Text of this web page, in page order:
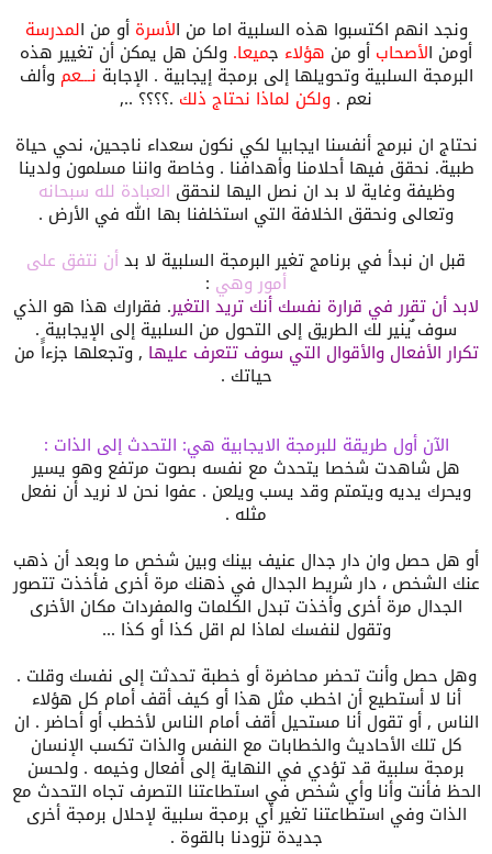
ونجد انهم اكتسبوا هذه السلبية اما من الأسرة أو من المدرسة
أومن الأصحاب أو من هؤلاء جميعا. ولكن هل يمكن أن تغيير هذه
البرمجة السلبية وتحويلها إلى برمجة إيجابية . الإجابة نـــعم وألف
نعم . ولكن لماذا نحتاج ذلك .؟؟؟؟ ..,
نحتاج ان نبرمج أنفسنا ايجابيا لكي نكون سعداء ناجحين، نحي حياة
طبية. نحقق فيها أحلامنا وأهدافنا . وخاصة واننا مسلمون ولدينا
وظيفة وغاية لا بد ان نصل اليها لنحقق العبادة لله سبحانه
وتعالى ونحقق الخلافة التي استخلفنا بها الله في الأرض .
قبل ان نبدأ في برنامج تغير البرمجة السلبية لا بدأن نتفق على
أمور وهي :
لابد أن تقررفي قرارة نفسك أنك تريد التغير. فقرارك هذا هو الذي
سوف ٌينير لك الطريق إلى التحول من السلبية إلى الإيجابية .
تكرار الأفعال والأقوال التي سوف تتعرف عليها , وتجعلها جزءاًَ من
حياتك .
الآن أول طريقة للبرمجة الايجابية هي: التحدث إلى الذات :
هل شاهدت شخصا يتحدث مع نفسه بصوت مرتفع وهو يسير
ويحرك يديه ويتمتم وقد يسب ويلعن . عفوا نحن لا نريد أن نفعل
مثله .
أو هل حصل وان دار جدال عنيف بينك وبين شخص ما وبعد أن ذهب
عنك الشخص ، دار شريط الجدال في ذهنك مرة أخرى فأخذت تتصور
الجدال مرة أخرى وأخذت تبدل الكلمات والمفردات مكان الأخرى
وتقول لنفسك لماذا لم اقل كذا أو كذا ...
وهل حصل وأنت تحضر محاضرة أو خطبة تحدثت إلى نفسك وقلت .
أنا لا أستطيع أن اخطب مثل هذا أو كيف أقف أمام كل هؤلاء
الناس , أو تقول أنا مستحيل أقف أمام الناس لأخطب أو أحاضر . ان
كل تلك الأحاديث والخطابات مع النفس والذات تكسب الإنسان
برمجة سلبية قد تؤدي في النهاية إلى أفعال وخيمه . ولحسن
الحظ فأنت وأنا وأي شخص في استطاعتنا التصرف تجاه التحدث مع
الذات وفي استطاعتنا تغير أي برمجة سلبية لإحلال برمجة أخرى
جديدة تزودنا بالقوة .